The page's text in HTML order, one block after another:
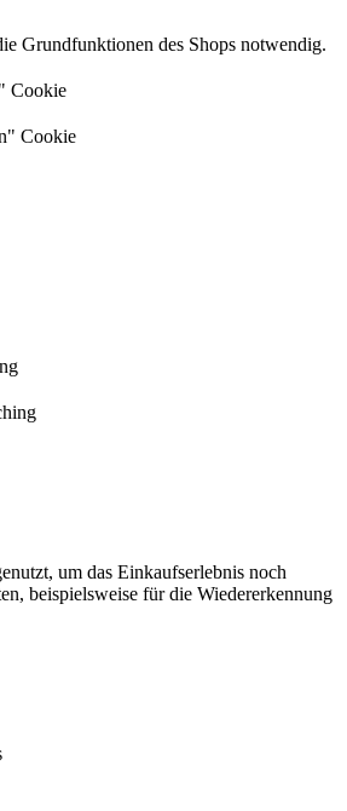
Grundfunktionen des Shops notwendig.
Cookie
Cookie
um das Einkaufserlebnis noch
beispielsweise für die Wiedererkennung